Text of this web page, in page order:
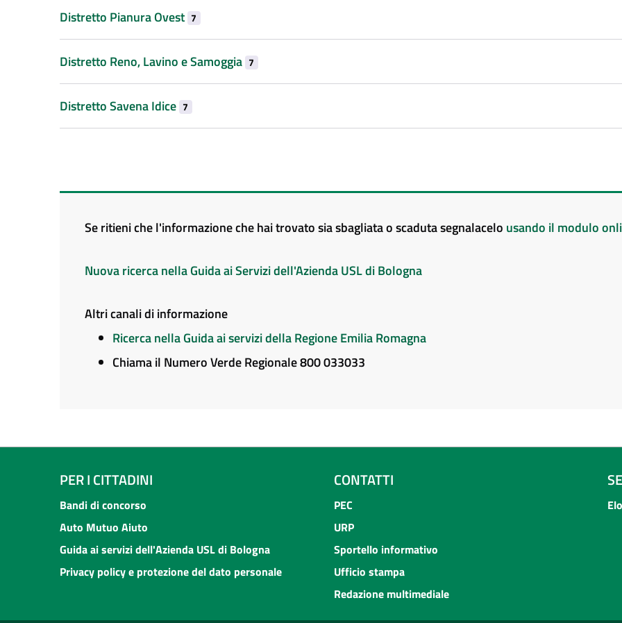
Distretto Pianura Ovest 7
Distretto Reno, Lavino e Samoggia 7
Distretto Savena Idice 7
Se ritieni che l'informazione che hai trovato sia sbagliata o scaduta segnalacelo usando il modulo
Nuova ricerca nella Guida ai Servizi dell'Azienda USL di Bologna
Altri canali di informazione
Ricerca nella Guida ai servizi della Regione Emilia Romagna
Chiama il Numero Verde Regionale 800 033033
PER I CITTADINI
Bandi di concorso
Auto Mutuo Aiuto
Guida ai servizi dell'Azienda USL di Bologna
Privacy policy e protezione del dato personale
CONTATTI
PEC
URP
Sportello informativo
Ufficio stampa
Redazione multimediale